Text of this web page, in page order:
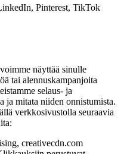
Pinterest, TikTok
näyttää sinulle
tai alennuskampanjoita
selaus- ja
ja mitata niiden onnistumista.
verkkosivustolla seuraavia
creativecdn.com